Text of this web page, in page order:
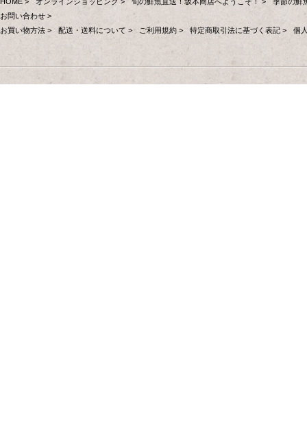
お問い合わせ >
お買い物方法 >
配送・送料について > ご利用規約 > 特定商取引法に基づく表記 > 個